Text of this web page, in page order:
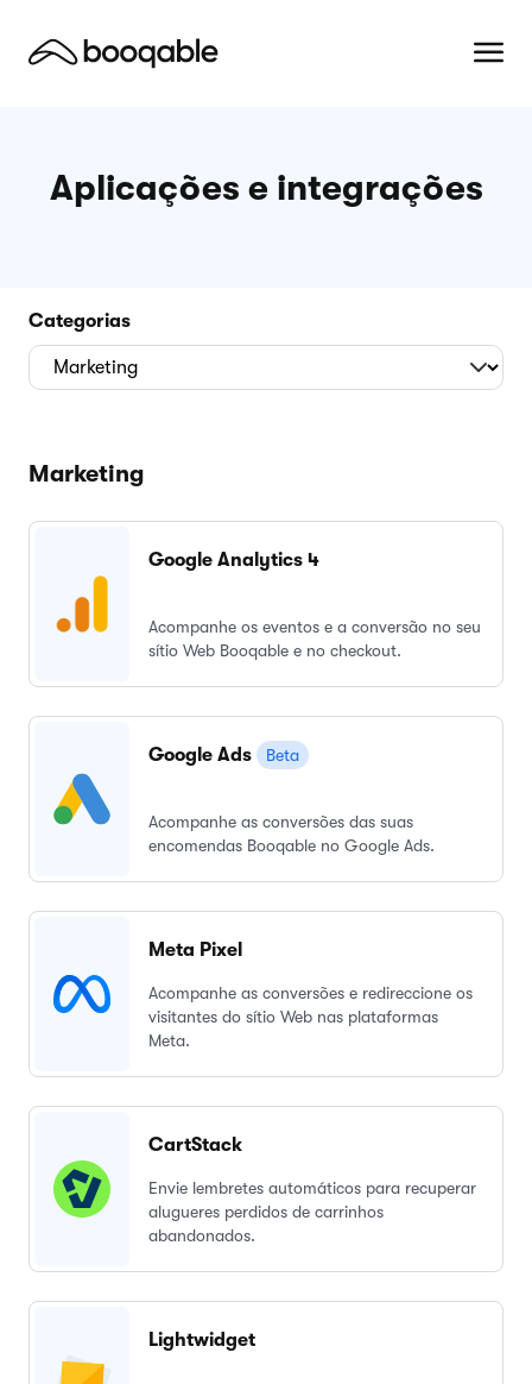
Aplicações e integrações
Categorias
Marketing
Google Analytics 4
Acompanhe os eventos e a conversão no seu
sítio Web Booqable e no checkout.
Google Ads Beta
Acompanhe as conversões das suas
encomendas Booqable no Google Ads.
Meta Pixel
Acompanhe as conversões e redireccione os
visitantes do sítio Web nas plataformas
Meta.
CartStack
Envie lembretes automáticos para recuperar
alugueres perdidos de carrinhos
abandonados.
Lightwidget